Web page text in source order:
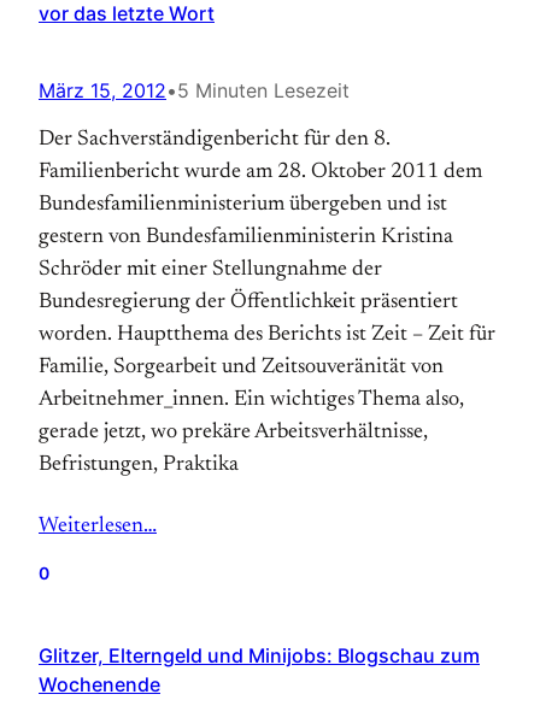
vor das letzte Wort
März 15, 2012•5 Minuten Lesezeit
Der Sachverständigenbericht für den 8.
Familienbericht wurde am 28. Oktober 2011 dem
Bundesfamilienministerium übergeben und ist
gestern von Bundes­familien­ministerin Kristina
Schröder mit einer Stellungnahme der
Bundesregierung der Öffent­lich­keit präsentiert
worden. Hauptthema des Berichts ist Zeit – Zeit für
Familie, Sorgearbeit und Zeitsouveränität von
Arbeitnehmer_innen. Ein wichtiges Thema also,
gerade jetzt, wo prekäre Arbeitsverhältnisse,
Befristungen, Praktika
Weiterlesen…
0
Glitzer, Elterngeld und Minijobs: Blogschau zum
Wochenende